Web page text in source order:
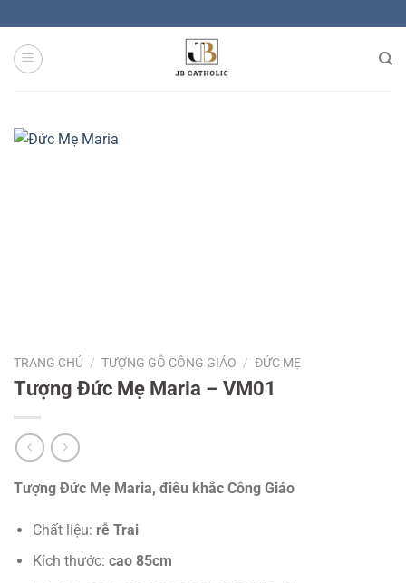
to
content
TRANG CHỦ / TƯỢNG GỖ CÔNG GIÁO / ĐỨC MẸ
Tượng Đức Mẹ Maria – VM01
Tượng Đức Mẹ Maria, điêu khắc Công Giáo
Chất liệu: rễ Trai
Kích thước: cao 85cm